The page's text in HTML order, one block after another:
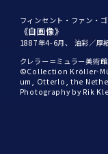
フィンセント・ファン・
《自画像》
1887年4-6月、 油彩／厚
クレラー＝ミュラー美術館
©Collection Kröller-
um, Otterlo, the
Photography by Rik